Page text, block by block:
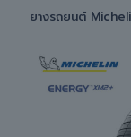
ยางรถยนต์